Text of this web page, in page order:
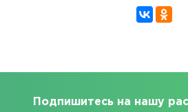
Подпишитесь на нашу